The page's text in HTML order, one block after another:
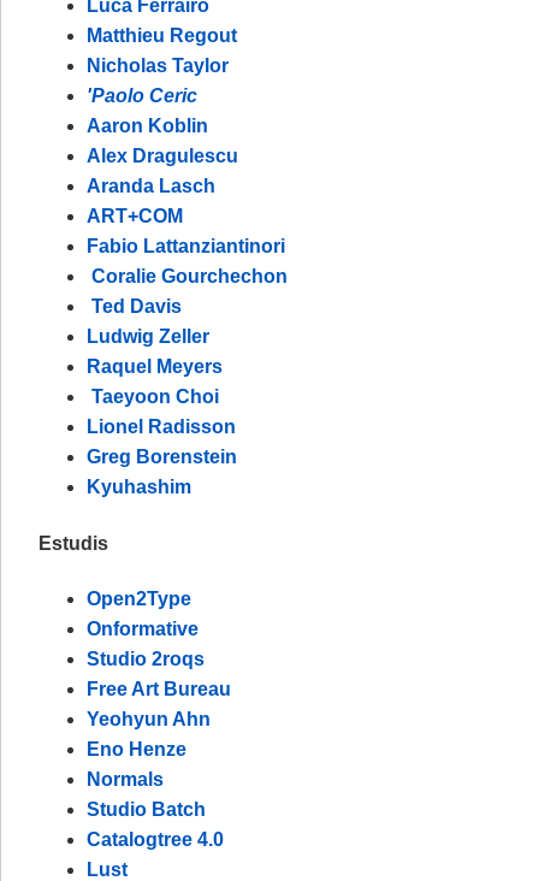
Luca Ferrairo
Matthieu Regout
Nicholas Taylor
'Paolo Ceric
Aaron Koblin
Alex Dragulescu
Aranda Lasch
ART+COM
Fabio Lattanziantinori
Coralie Gourchechon
Ted Davis
Ludwig Zeller
Raquel Meyers
Taeyoon Choi
Lionel Radisson
Greg Borenstein
Kyuhashim
Estudis
Open2Type
Onformative
Studio 2roqs
Free Art Bureau
Yeohyun Ahn
Eno Henze
Normals
Studio Batch
Catalogtree 4.0
Lust